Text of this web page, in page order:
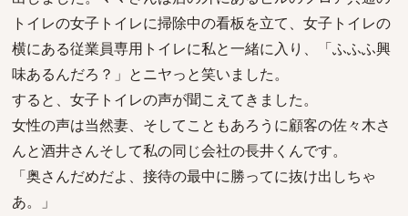
トイレの女子トイレに掃除中の看板を立て、女子トイレの
横にある従業員専用トイレに私と一緒に入り、「ふふふ興
味あるんだろ？」とニヤっと笑いました。
すると、女子トイレの声が聞こえてきました。
女性の声は当然妻、そしてこともあろうに顧客の佐々木さ
んと酒井さんそして私の同じ会社の長井くんです。
「奥さんだめだよ、接待の最中に勝ってに抜け出しちゃ
あ。」